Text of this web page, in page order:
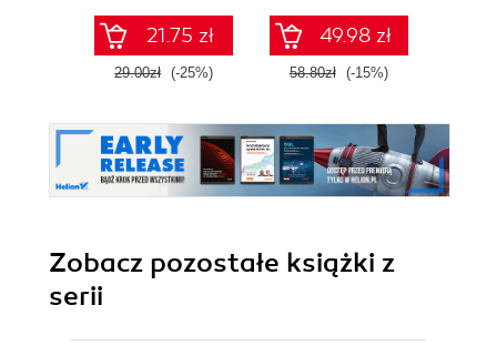
21.75 zł
29.00zł (-25%)
49.98 zł
58.80zł (-15%)
Zobacz pozostałe książki z
serii